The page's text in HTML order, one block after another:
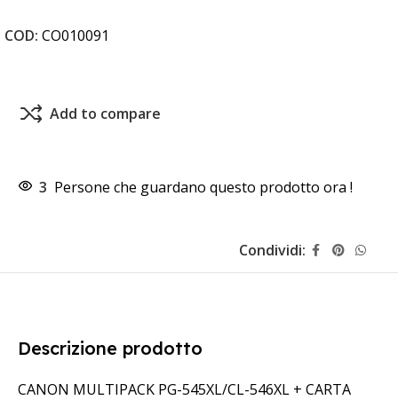
COD: CO010091
Add to compare
3 Persone che guardano questo prodotto ora !
Condividi:
Descrizione prodotto
CANON MULTIPACK PG-545XL/CL-546XL + CARTA